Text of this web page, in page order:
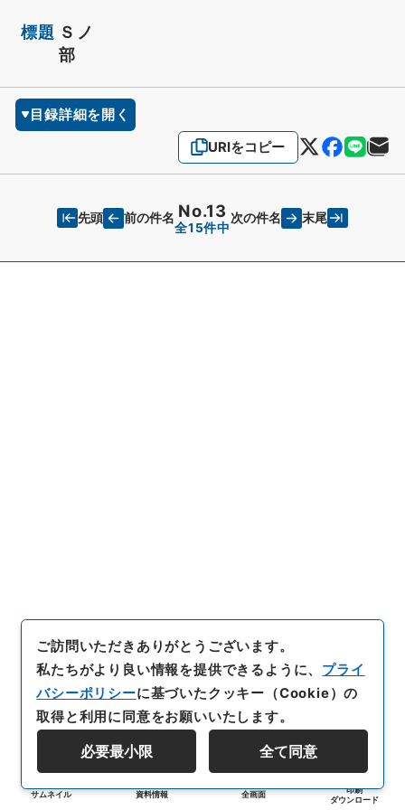
標題 Ｓノ
部
目録詳細を開く
URIをコピー
先頭 前の件名 No.13
全15件中
次の件名 末尾
サムネイル 資料情報 全画面
印刷
ダウンロード
ご訪問いただきありがとうございます。
私たちがより良い情報を提供できるように、 プライ
バシーポリシーに基づいたクッキー（Cookie）の
取得と利用に同意をお願いいたします。
必要最小限 全て同意